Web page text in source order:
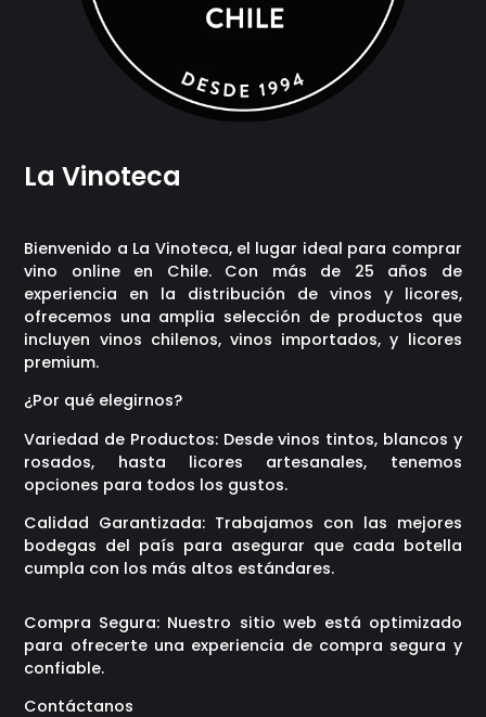
La Vinoteca
Bienvenido a La Vinoteca, el lugar ideal para comprar
vino online en Chile. Con más de 25 años de
experiencia en la distribución de vinos y licores,
ofrecemos una amplia selección de productos que
incluyen vinos chilenos, vinos importados, y licores
premium.
¿Por qué elegirnos?
Variedad de Productos: Desde vinos tintos, blancos y
rosados, hasta licores artesanales, tenemos
opciones para todos los gustos.
Calidad Garantizada: Trabajamos con las mejores
bodegas del país para asegurar que cada botella
cumpla con los más altos estándares.
Compra Segura: Nuestro sitio web está optimizado
para ofrecerte una experiencia de compra segura y
confiable.
Contáctanos